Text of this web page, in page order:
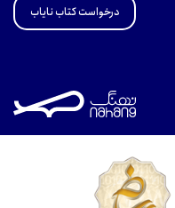
درخواست کتاب نایاب